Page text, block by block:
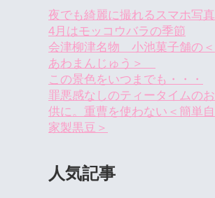
夜でも綺麗に撮れるスマホ写真
4月はモッコウバラの季節
会津柳津名物 小池菓子舗の＜
あわまんじゅう＞
この景色をいつまでも・・・
罪悪感なしのティータイムのお
供に。重曹を使わない＜簡単自
家製黒豆＞
人気記事